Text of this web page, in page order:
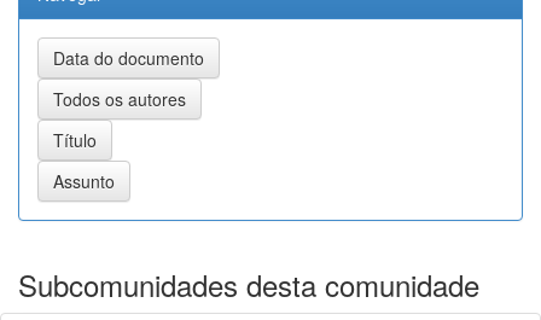
Subcomunidades desta comunidade